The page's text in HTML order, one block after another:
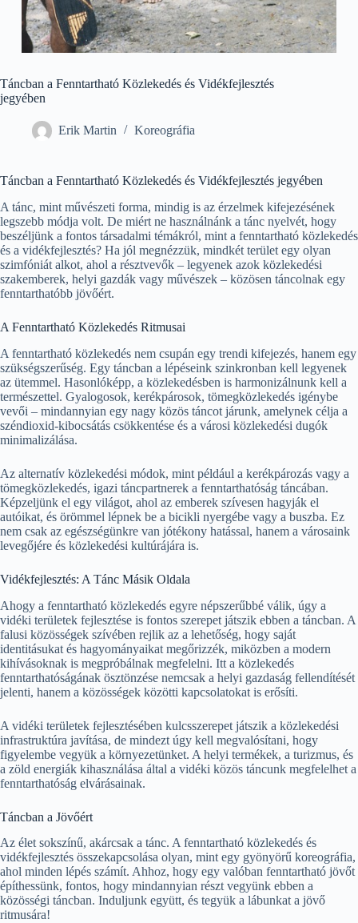
Táncban a Fenntartható Közlekedés és Vidékfejlesztés
jegyében
Erik Martin Koreográfia
Táncban a Fenntartható Közlekedés és Vidékfejlesztés jegyében
A tánc, mint művészeti forma, mindig is az érzelmek kifejezésének
legszebb módja volt. De miért ne használnánk a tánc nyelvét, hogy
beszéljünk a fontos társadalmi témákról, mint a fenntartható közlekedés
és a vidékfejlesztés? Ha jól megnézzük, mindkét terület egy olyan
szimfóniát alkot, ahol a résztvevők – legyenek azok közlekedési
szakemberek, helyi gazdák vagy művészek – közösen táncolnak egy
fenntarthatóbb jövőért.
A Fenntartható Közlekedés Ritmusai
A fenntartható közlekedés nem csupán egy trendi kifejezés, hanem egy
szükségszerűség. Egy táncban a lépéseink szinkronban kell legyenek
az ütemmel. Hasonlóképp, a közlekedésben is harmonizálnunk kell a
természettel. Gyalogosok, kerékpárosok, tömegközlekedés igénybe
vevői – mindannyian egy nagy közös táncot járunk, amelynek célja a
széndioxid-kibocsátás csökkentése és a városi közlekedési dugók
minimalizálása.
Az alternatív közlekedési módok, mint például a kerékpározás vagy a
tömegközlekedés, igazi táncpartnerek a fenntarthatóság táncában.
Képzeljünk el egy világot, ahol az emberek szívesen hagyják el
autóikat, és örömmel lépnek be a bicikli nyergébe vagy a buszba. Ez
nem csak az egészségünkre van jótékony hatással, hanem a városaink
levegőjére és közlekedési kultúrájára is.
Vidékfejlesztés: A Tánc Másik Oldala
Ahogy a fenntartható közlekedés egyre népszerűbbé válik, úgy a
vidéki területek fejlesztése is fontos szerepet játszik ebben a táncban. A
falusi közösségek szívében rejlik az a lehetőség, hogy saját
identitásukat és hagyományaikat megőrizzék, miközben a modern
kihívásoknak is megpróbálnak megfelelni. Itt a közlekedés
fenntarthatóságának ösztönzése nemcsak a helyi gazdaság fellendítését
jelenti, hanem a közösségek közötti kapcsolatokat is erősíti.
A vidéki területek fejlesztésében kulcsszerepet játszik a közlekedési
infrastruktúra javítása, de mindezt úgy kell megvalósítani, hogy
figyelembe vegyük a környezetünket. A helyi termékek, a turizmus, és
a zöld energiák kihasználása által a vidéki közös táncunk megfelelhet a
fenntarthatóság elvárásainak.
Táncban a Jövőért
Az élet sokszínű, akárcsak a tánc. A fenntartható közlekedés és
vidékfejlesztés összekapcsolása olyan, mint egy gyönyörű koreográfia,
ahol minden lépés számít. Ahhoz, hogy egy valóban fenntartható jövőt
építhessünk, fontos, hogy mindannyian részt vegyünk ebben a
közösségi táncban. Induljunk együtt, és tegyük a lábunkat a jövő
ritmusára!